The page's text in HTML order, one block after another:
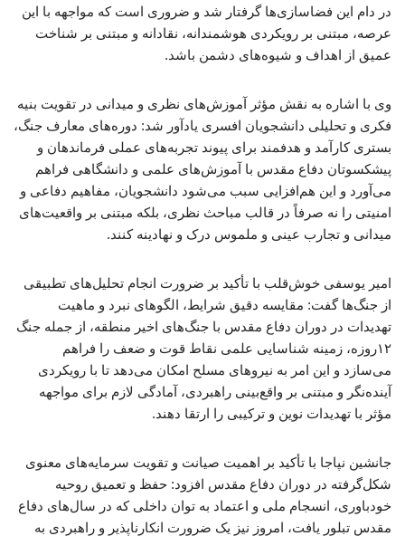
در دام این فضاسازی‌ها گرفتار شد و ضروری است که مواجهه با این
عرصه، مبتنی بر رویکردی هوشمندانه، نقادانه و مبتنی بر شناخت
عمیق از اهداف و شیوه‌های دشمن باشد.
وی با اشاره به نقش مؤثر آموزش‌های نظری و میدانی در تقویت بنیه
فکری و تحلیلی دانشجویان افسری یادآور شد: دوره‌های معارف جنگ،
بستری کارآمد و هدفمند برای پیوند تجربه‌های عملی فرماندهان و
پیشکسوتان دفاع مقدس با آموزش‌های علمی و دانشگاهی فراهم
می‌آورد و این هم‌افزایی سبب می‌شود دانشجویان، مفاهیم دفاعی و
امنیتی را نه صرفاً در قالب مباحث نظری، بلکه مبتنی بر واقعیت‌های
میدانی و تجارب عینی و ملموس درک و نهادینه کنند.
امیر یوسفی خوش‌قلب با تأکید بر ضرورت انجام تحلیل‌های تطبیقی
از جنگ‌ها گفت: مقایسه دقیق شرایط، الگوهای نبرد و ماهیت
تهدیدات در دوران دفاع مقدس با جنگ‌های اخیر منطقه، از جمله جنگ
۱۲‌روزه، زمینه شناسایی علمی نقاط قوت و ضعف را فراهم
می‌سازد و این امر به نیروهای مسلح امکان می‌دهد تا با رویکردی
آینده‌نگر و مبتنی بر واقع‌بینی راهبردی، آمادگی لازم برای مواجهه
مؤثر با تهدیدات نوین و ترکیبی را ارتقا دهند.
جانشین نپاجا با تأکید بر اهمیت صیانت و تقویت سرمایه‌های معنوی
شکل‌گرفته در دوران دفاع مقدس افزود: حفظ و تعمیق روحیه
خودباوری، انسجام ملی و اعتماد به توان داخلی که در سال‌های دفاع
مقدس تبلور یافت، امروز نیز یک ضرورت انکارناپذیر و راهبردی به